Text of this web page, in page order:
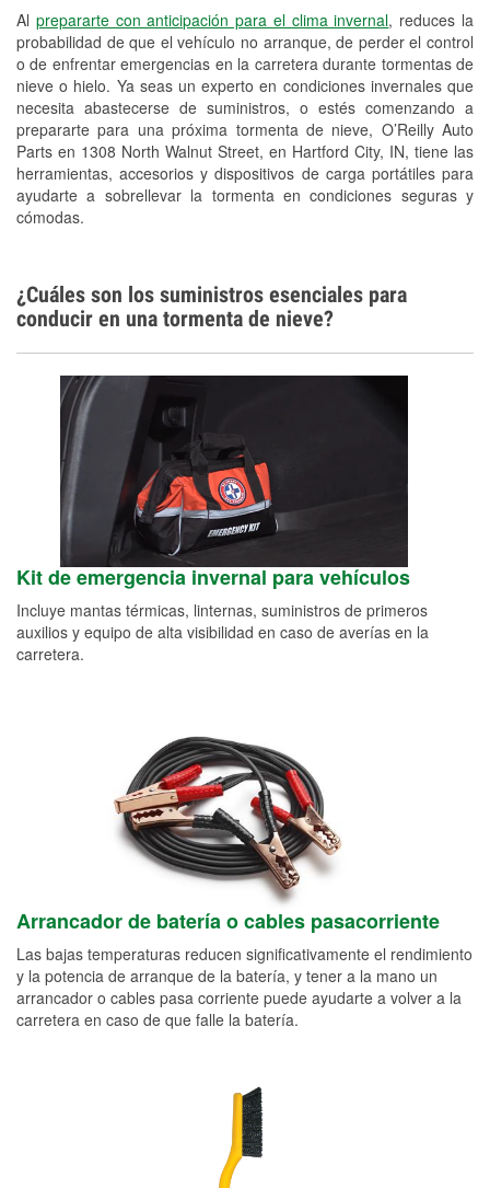
Al prepararte con anticipación para el clima invernal, reduces la
probabilidad de que el vehículo no arranque, de perder el control
o de enfrentar emergencias en la carretera durante tormentas de
nieve o hielo. Ya seas un experto en condiciones invernales que
necesita abastecerse de suministros, o estés comenzando a
prepararte para una próxima tormenta de nieve, O’Reilly Auto
Parts en 1308 North Walnut Street, en Hartford City, IN, tiene las
herramientas, accesorios y dispositivos de carga portátiles para
ayudarte a sobrellevar la tormenta en condiciones seguras y
cómodas.
Mangueras hidráulicas a la medida
Snowstorm Supplies
Tornado Supplies
Conoce más
¿Cuáles son los suministros esenciales para
conducir en una tormenta de nieve?
Kit de emergencia invernal para vehículos
Incluye mantas térmicas, linternas, suministros de primeros
auxilios y equipo de alta visibilidad en caso de averías en la
carretera.
Arrancador de batería o cables pasacorriente
Las bajas temperaturas reducen significativamente el rendimiento
y la potencia de arranque de la batería, y tener a la mano un
arrancador o cables pasa corriente puede ayudarte a volver a la
carretera en caso de que falle la batería.